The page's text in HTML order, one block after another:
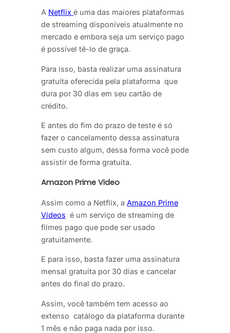
A Netflix é uma das maiores plataformas
de streaming disponíveis atualmente no
mercado e embora seja um serviço pago
é possível tê-lo de graça.
Para isso, basta realizar uma assinatura
gratuita oferecida pela plataforma que
dura por 30 dias em seu cartão de
crédito.
E antes do fim do prazo de teste é só
fazer o cancelamento dessa assinatura
sem custo algum, dessa forma você pode
assistir de forma gratuita.
Amazon Prime Video
Assim como a Netflix, a Amazon Prime
Vídeos é um serviço de streaming de
filmes pago que pode ser usado
gratuitamente.
E para isso, basta fazer uma assinatura
mensal gratuita por 30 dias e cancelar
antes do final do prazo.
Assim, você também tem acesso ao
extenso catálogo da plataforma durante
1 mês e não paga nada por isso.